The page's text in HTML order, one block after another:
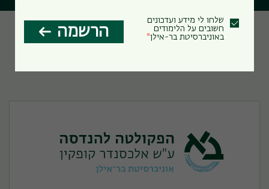
שלחו לי מידע ועדכונים
חשובים על הלימודים
באוניברסיטת בר-אילן
הרשמה